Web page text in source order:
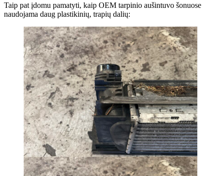
Taip pat įdomu pamatyti, kaip OEM tarpinio aušintuvo šonuose
naudojama daug plastikinių, trapių dalių: